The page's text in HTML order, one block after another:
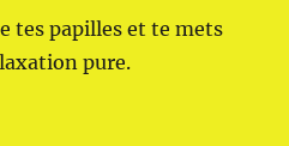
tes papilles et te mets
pure.